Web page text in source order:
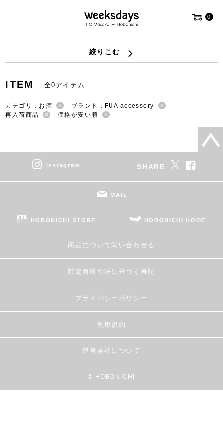
0
絞りこむ
ITEM 全0アイテム
カテゴリ：お酒
ブランド：FUA accessory
再入荷商品
価格が安い順
instagram SHARE
MAIL
HOBONICHI STORE HOBONICHI HOME
商品について問い合わせる
特定商取引法に基づく表記
プライバシーポリシー
利用規約
運営会社について
© HOBONICHI